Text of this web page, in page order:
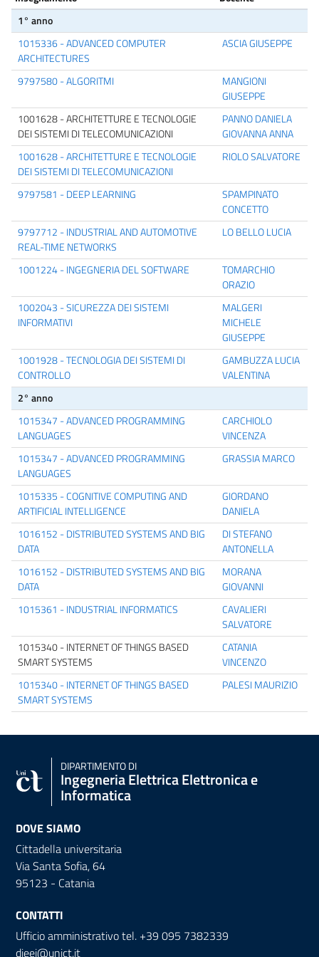
1° anno
1015336 - ADVANCED COMPUTER
ARCHITECTURES
ASCIA GIUSEPPE
9797580 - ALGORITMI
MANGIONI
GIUSEPPE
1001628 - ARCHITETTURE E TECNOLOGIE
DEI SISTEMI DI TELECOMUNICAZIONI
PANNO DANIELA
GIOVANNA ANNA
1001628 - ARCHITETTURE E TECNOLOGIE
DEI SISTEMI DI TELECOMUNICAZIONI
RIOLO SALVATORE
9797581 - DEEP LEARNING
SPAMPINATO
CONCETTO
9797712 - INDUSTRIAL AND AUTOMOTIVE
REAL-TIME NETWORKS
LO BELLO LUCIA
1001224 - INGEGNERIA DEL SOFTWARE
TOMARCHIO
ORAZIO
1002043 - SICUREZZA DEI SISTEMI
INFORMATIVI
MALGERI
MICHELE
GIUSEPPE
1001928 - TECNOLOGIA DEI SISTEMI DI
CONTROLLO
GAMBUZZA LUCIA
VALENTINA
2° anno
1015347 - ADVANCED PROGRAMMING
LANGUAGES
CARCHIOLO
VINCENZA
1015347 - ADVANCED PROGRAMMING
LANGUAGES
GRASSIA MARCO
1015335 - COGNITIVE COMPUTING AND
ARTIFICIAL INTELLIGENCE
GIORDANO
DANIELA
1016152 - DISTRIBUTED SYSTEMS AND BIG
DATA
DI STEFANO
ANTONELLA
1016152 - DISTRIBUTED SYSTEMS AND BIG
DATA
MORANA
GIOVANNI
1015361 - INDUSTRIAL INFORMATICS
CAVALIERI
SALVATORE
1015340 - INTERNET OF THINGS BASED
SMART SYSTEMS
CATANIA
VINCENZO
1015340 - INTERNET OF THINGS BASED
SMART SYSTEMS
PALESI MAURIZIO
DIPARTIMENTO DI
Ingegneria Elettrica Elettronica e
Informatica
DOVE SIAMO
Cittadella universitaria
Via Santa Sofia, 64
95123 - Catania
CONTATTI
Ufficio amministrativo tel. +39 095 7382339
dieei@unict.it